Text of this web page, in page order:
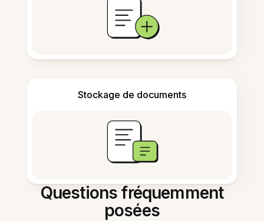
Stockage de documents
Questions fréquemment
posées